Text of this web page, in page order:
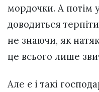
Політика
мордочки. А потім
доводиться
не знаючи, як
це всього лише
Але є і такі